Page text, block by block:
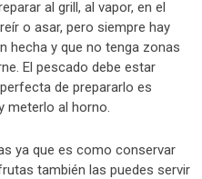
al grill, al vapor, en el
o asar, pero siempre hay
hecha y que no tenga zonas
El pescado debe estar
de prepararlo es
meterlo al horno.
ya que es como conservar
también las puedes servir